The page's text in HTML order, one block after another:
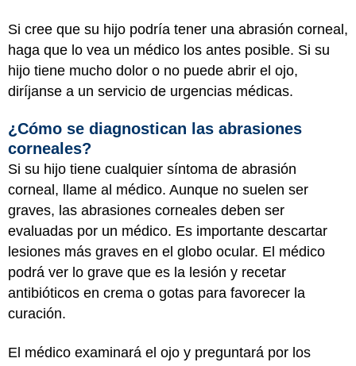
Si cree que su hijo podría tener una abrasión corneal,
haga que lo vea un médico los antes posible. Si su
hijo tiene mucho dolor o no puede abrir el ojo,
diríjanse a un servicio de urgencias médicas.
¿Cómo se diagnostican las abrasiones
corneales?
Si su hijo tiene cualquier síntoma de abrasión
corneal, llame al médico. Aunque no suelen ser
graves, las abrasiones corneales deben ser
evaluadas por un médico. Es importante descartar
lesiones más graves en el globo ocular. El médico
podrá ver lo grave que es la lesión y recetar
antibióticos en crema o gotas para favorecer la
curación.
El médico examinará el ojo y preguntará por los